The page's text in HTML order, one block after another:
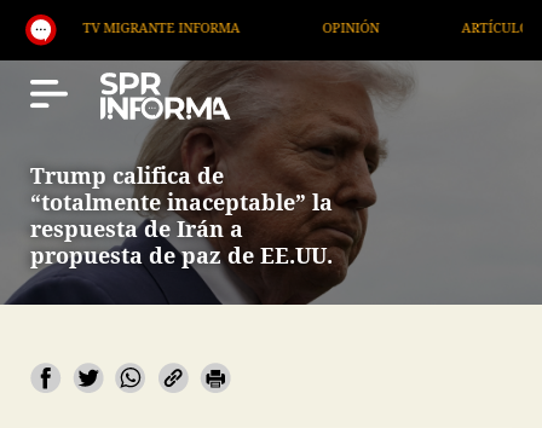
TV MIGRANTE INFORMA OPINIÓN ARTÍCULOS
Trump califica de
“totalmente inaceptable” la
respuesta de Irán a
propuesta de paz de EE.UU.